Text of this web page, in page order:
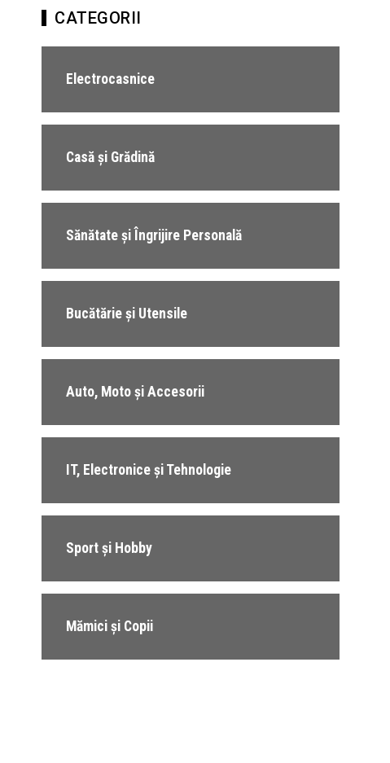
CATEGORII
Electrocasnice
Casă și Grădină
Sănătate și Îngrijire Personală
Bucătărie și Utensile
Auto, Moto și Accesorii
IT, Electronice și Tehnologie
Sport și Hobby
Mămici și Copii